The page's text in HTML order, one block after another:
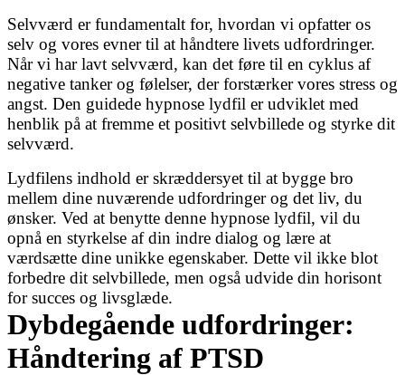
Selvværd er fundamentalt for, hvordan vi opfatter os
selv og vores evner til at håndtere livets udfordringer.
Når vi har lavt selvværd, kan det føre til en cyklus af
negative tanker og følelser, der forstærker vores stress og
angst. Den guidede hypnose lydfil er udviklet med
henblik på at fremme et positivt selvbillede og styrke dit
selvværd.
Lydfilens indhold er skræddersyet til at bygge bro
mellem dine nuværende udfordringer og det liv, du
ønsker. Ved at benytte denne hypnose lydfil, vil du
opnå en styrkelse af din indre dialog og lære at
værdsætte dine unikke egenskaber. Dette vil ikke blot
forbedre dit selvbillede, men også udvide din horisont
for succes og livsglæde.
Dybdegående udfordringer:
Håndtering af PTSD